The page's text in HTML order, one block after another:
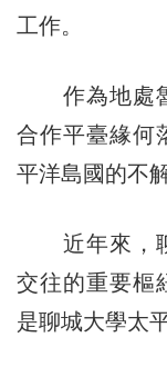
工作。
作為地處魯
合作平臺緣何
平洋島國的
近年來，聊
交往的重要樞
是聊城大學太